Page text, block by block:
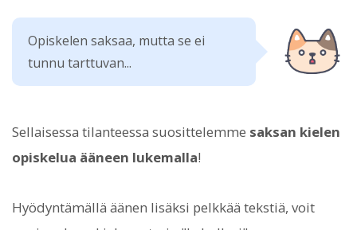
Opiskelen saksaa, mutta se ei
tunnu tarttuvan...
Sellaisessa tilanteessa suosittelemme saksan kielen
opiskelua ääneen lukemalla!
Hyödyntämällä äänen lisäksi pelkkää tekstiä, voit